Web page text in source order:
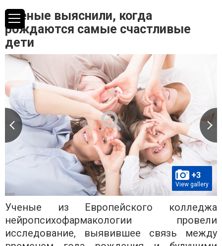
Ученые выяснили, когда
рождаются самые счастливые
дети
+3
View gallery
Ученые из Европейского колледжа
нейропсихофармакологии провели
исследование, выявившее связь между